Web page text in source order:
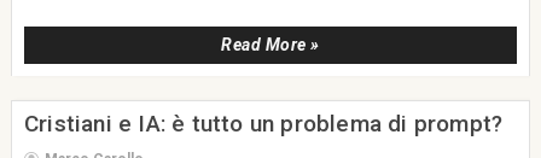
Read More »
Cristiani e IA: è tutto un problema di prompt?